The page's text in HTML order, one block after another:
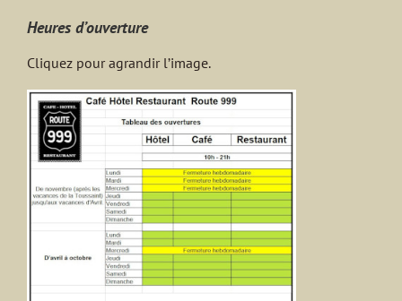
Heures d’ouverture
Cliquez pour agrandir l’image.